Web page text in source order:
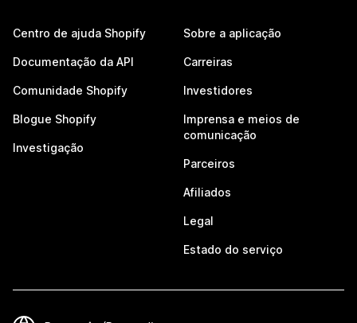
Centro de ajuda Shopify
Documentação da API
Comunidade Shopify
Blogue Shopify
Investigação
Sobre a aplicação
Carreiras
Investidores
Imprensa e meios de
comunicação
Parceiros
Afiliados
Legal
Estado do serviço